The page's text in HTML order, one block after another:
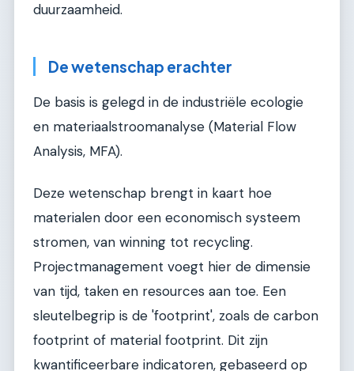
duurzaamheid.
De wetenschap erachter
De basis is gelegd in de industriële ecologie
en materiaalstroomanalyse (Material Flow
Analysis, MFA).
Deze wetenschap brengt in kaart hoe
materialen door een economisch systeem
stromen, van winning tot recycling.
Projectmanagement voegt hier de dimensie
van tijd, taken en resources aan toe. Een
sleutelbegrip is de 'footprint', zoals de carbon
footprint of material footprint. Dit zijn
kwantificeerbare indicatoren, gebaseerd op